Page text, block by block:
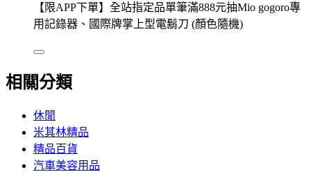
【限APP下單】全站指定品單筆滿888元抽Mio gogoro專
用記錄器、國際牌掌上型電鬍刀 (顏色隨機)
相關分類
休閒
米其林精品
精品百貨
汽車美容用品